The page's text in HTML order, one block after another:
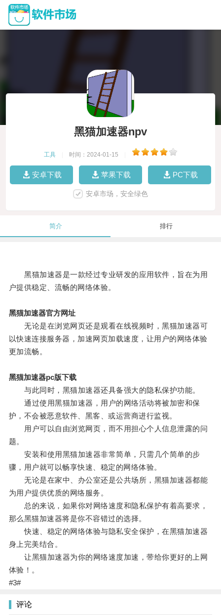
黑猫加速器npv
工具 时间：2024-01-15
安卓下载 苹果下载 PC下载
安卓市场，安全绿色
简介 排行
黑猫加速器是一款经过专业研发的应用软件，旨在为用
户提供稳定、流畅的网络体验。
黑猫加速器官方网址
无论是在浏览网页还是观看在线视频时，黑猫加速器可
以快速连接服务器，加速网页加载速度，让用户的网络体验
更加流畅。
黑猫加速器pc版下载
与此同时，黑猫加速器还具备强大的隐私保护功能。
通过使用黑猫加速器，用户的网络活动将被加密和保
护，不会被恶意软件、黑客、或运营商进行监视。
用户可以自由浏览网页，而不用担心个人信息泄露的问
题。
安装和使用黑猫加速器非常简单，只需几个简单的步
骤，用户就可以畅享快速、稳定的网络体验。
无论是在家中、办公室还是公共场所，黑猫加速器都能
为用户提供优质的网络服务。
总的来说，如果你对网络速度和隐私保护有着高要求，
那么黑猫加速器将是你不容错过的选择。
快速、稳定的网络体验与隐私安全保护，在黑猫加速器
身上完美结合。
让黑猫加速器为你的网络速度加速，带给你更好的上网
体验！。
#3#
评论